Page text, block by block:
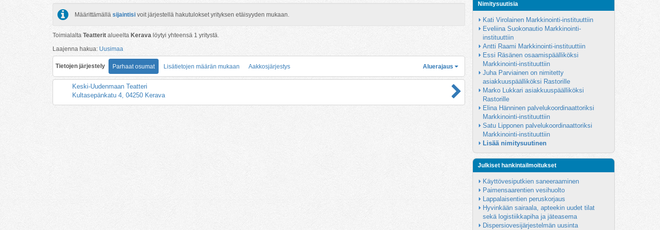
Määrittämällä sijaintisi voit järjestellä hakutulokset yrityksen etäisyyden mukaan.
Toimialalta Teatterit alueelta Kerava löytyi yhteensä 1 yritystä.
Laajenna hakua: Uusimaa
Tietojen järjestely Parhaat osumat Lisätietojen määrän mukaan Aakkosjärjestys Aluerajaus
Keski-Uudenmaan Teatteri
Kultasepänkatu 4, 04250 Kerava
Nimitysuutisia
Kati Virolainen Markkinointi-instituuttiin
Eveliina Suokonautio Markkinointi-
instituuttiin
Antti Raami Markkinointi-instituuttiin
Essi Räsänen osaamispäälliköksi
Markkinointi-instituuttiin
Juha Parviainen on nimitetty
asiakkuuspäälliköksi Rastorille
Marko Lukkari asiakkuuspäälliköksi
Rastorille
Elina Hänninen palvelukoordinaattoriksi
Markkinointi-instituuttiin
Satu Lipponen palvelukoordinaattoriksi
Markkinointi-instituuttiin
Lisää nimitysuutinen
Julkiset hankintailmoitukset
Käyttövesiputkien saneeraaminen
Paimensaarentien vesihuolto
Lappalaisentien peruskorjaus
Hyvinkään sairaala, apteekin uudet tilat
sekä logistiikkapiha ja jäteasema
Dispersiovesijärjestelmän uusinta